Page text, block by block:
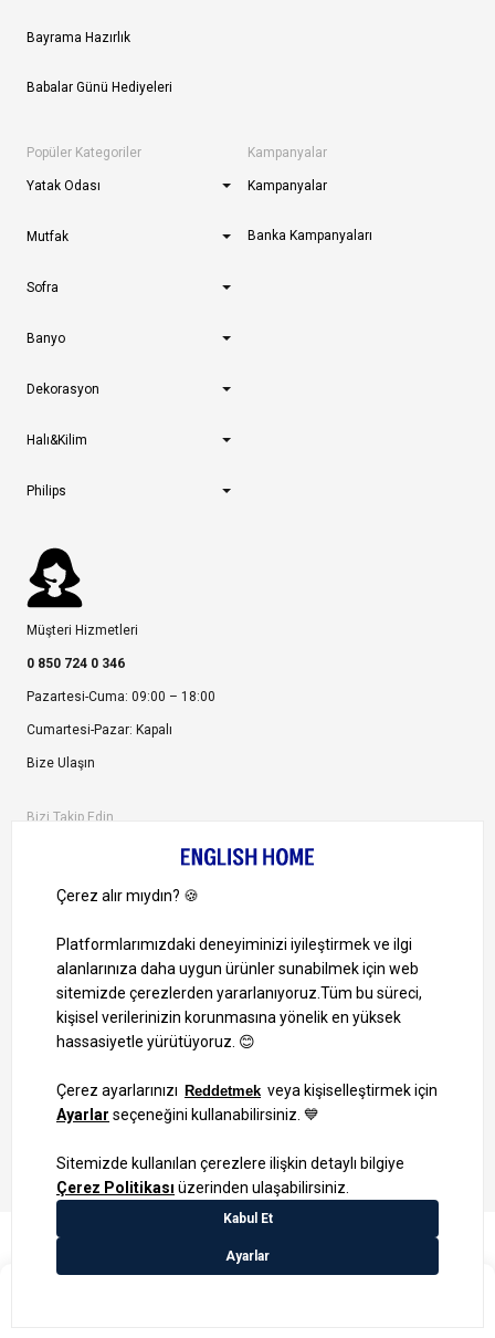
Bayrama Hazırlık
Babalar Günü Hediyeleri
Popüler Kategoriler
Yatak Odası
Mutfak
Sofra
Banyo
Dekorasyon
Halı&Kilim
Philips
Kampanyalar
Kampanyalar
Banka Kampanyaları
Müşteri Hizmetleri
0 850 724 0 346
Pazartesi-Cuma: 09:00 – 18:00
Cumartesi-Pazar: Kapalı
Bize Ulaşın
Bizi Takip Edin
1000 TL ve Üzeri Alışverişlerinizde Kargo Bedava!
Bilgi Toplum Hizmetleri
KVKK Veri İşleme Politikamız
Site Haritası